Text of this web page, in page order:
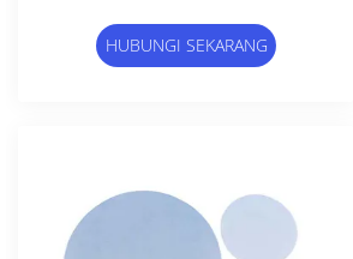
HUBUNGI SEKARANG